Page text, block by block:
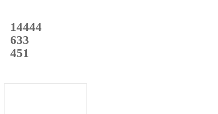
14444
с начала года
633
с начала месяца
451
с начала недели